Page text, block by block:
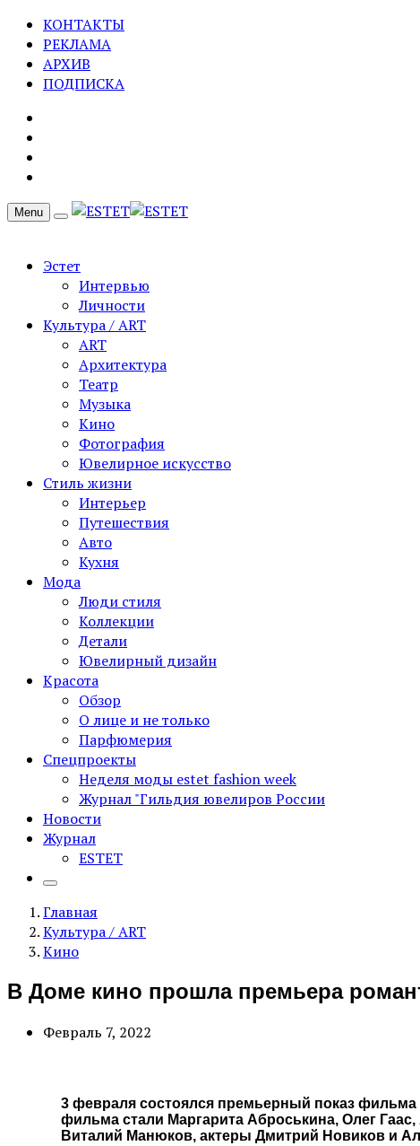
КОНТАКТЫ
РЕКЛАМА
АРХИВ
ПОДПИСКА
Menu
Эстет
Интервью
Личности
Культура / ART
ART
Архитектура
Театр
Музыка
Кино
Фотография
Ювелирное искусство
Стиль жизни
Интерьер
Путешествия
Авто
Кухня
Мода
Люди стиля
Коллекции
Детали
Ювелирный дизайн
Красота
Обзор
О лице и не только
Парфюмерия
Спецпроекты
Неделя моды estet fashion week
Журнал "Гильдия ювелиров России
Новости
Журнал
ESTET
Главная
Культура / ART
Кино
В Доме кино прошла премьера
Февраль 7, 2022
3 февраля состоялся премьерный показ
фильма стали Маргарита Аброськина, Олег
Виталий Манюков, актеры Дмитрий Новиков и